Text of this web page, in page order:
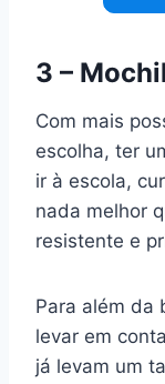
3 –
Com mais
escolha, ter
ir à escola,
nada melhor
resistente e
Para além da
levar em
já levam um